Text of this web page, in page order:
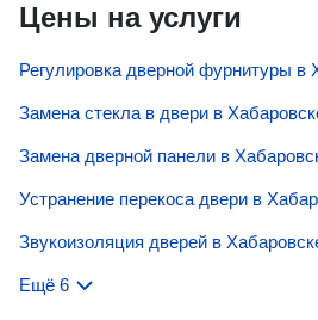
Цены на услуги
Замена стекла в двери в
Замена дверной панели в
Устранение перекоса двери в
Звукоизоляция дверей в
Ещё 6